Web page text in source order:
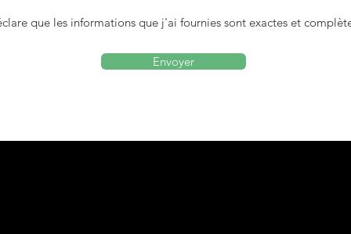
que les informations que j'ai fournies sont exactes et
Envoyer